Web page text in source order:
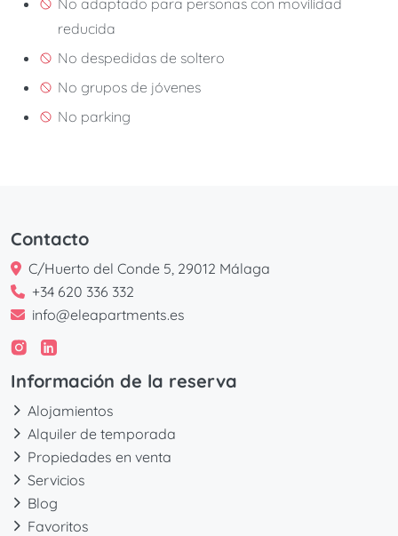
No adaptado para personas con movilidad
reducida
No despedidas de soltero
No grupos de jóvenes
No parking
Contacto
C/Huerto del Conde 5, 29012 Málaga
+34 620 336 332
info@eleapartments.es
Información de la reserva
Alojamientos
Alquiler de temporada
Propiedades en venta
Servicios
Blog
Favoritos